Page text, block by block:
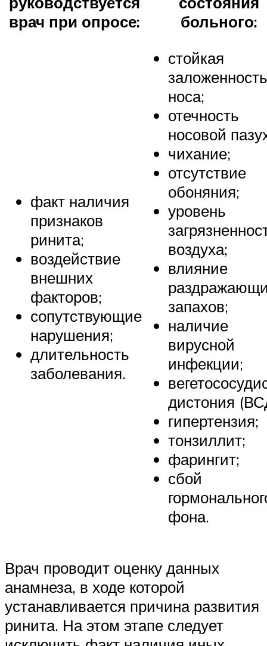
врач при опросе:
больного:
факт наличия
признаков
ринита;
воздействие
внешних
факторов;
сопутствующие
нарушения;
длительность
заболевания.
стойкая
заложенность
носа;
отечность
носовой
чихание;
отсутствие
обоняния;
уровень
воздуха;
влияние
запахов;
наличие
вирусной
инфекции;
дистония
гипертензия;
тонзиллит;
фарингит;
сбой
фона.
Врач проводит оценку данных
анамнеза, в ходе которой
устанавливается причина развития
ринита. На этом этапе следует